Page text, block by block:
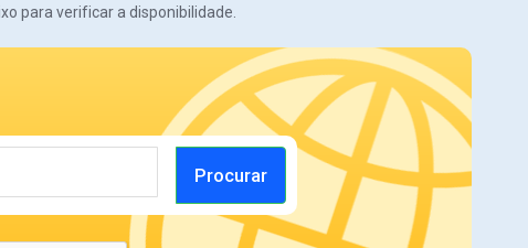
para verificar a disponibilidade.
Procurar